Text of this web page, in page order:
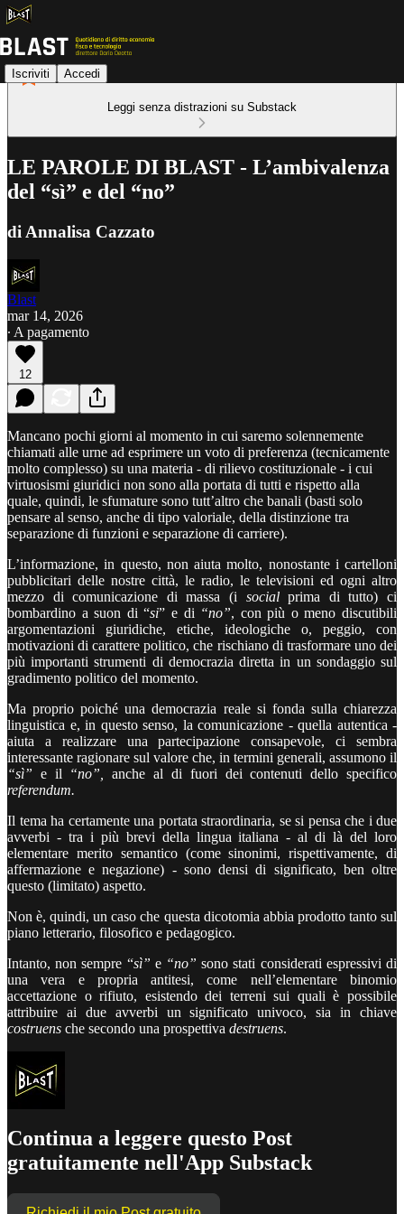
Iscriviti Accedi
Leggi senza distrazioni su Substack
LE PAROLE DI BLAST - L’ambivalenza
del “sì” e del “no”
di Annalisa Cazzato
Blast
mar 14, 2026
∙ A pagamento
12
Mancano pochi giorni al momento in cui saremo solennemente
chiamati alle urne ad esprimere un voto di preferenza (tecnicamente
molto complesso) su una materia - di rilievo costituzionale - i cui
virtuosismi giuridici non sono alla portata di tutti e rispetto alla
quale, quindi, le sfumature sono tutt’altro che banali (basti solo
pensare al senso, anche di tipo valoriale, della distinzione tra
separazione di funzioni e separazione di carriere).
L’informazione, in questo, non aiuta molto, nonostante i cartelloni
pubblicitari delle nostre città, le radio, le televisioni ed ogni altro
mezzo di comunicazione di massa (i socialprima di tutto) ci
bombardino a suon di “si” e di “no”, con più o meno discutibili
argomentazioni giuridiche, etiche, ideologiche o, peggio, con
motivazioni di carattere politico, che rischiano di trasformare uno dei
più importanti strumenti di democrazia diretta in un sondaggio sul
gradimento politico del momento.
Ma proprio poiché una democrazia reale si fonda sulla chiarezza
linguistica e, in questo senso, la comunicazione - quella autentica -
aiuta a realizzare una partecipazione consapevole, ci sembra
interessante ragionare sul valore che, in termini generali, assumono il
“sì” e il “no”,
anche al di fuori dei contenuti dello specifico
referendum.
Il tema ha certamente una portata straordinaria, se si pensa che i due
avverbi - tra i più brevi della lingua italiana - al di là del loro
elementare merito semantico (come sinonimi, rispettivamente, di
affermazione e negazione) - sono densi di significato, ben oltre
questo (limitato) aspetto.
Non è, quindi, un caso che questa dicotomia abbia prodotto tanto sul
piano letterario, filosofico e pedagogico.
Intanto, non sempre “sì” e “no” sono stati considerati espressivi di
una vera e propria antitesi, come nell’elementare binomio
accettazione o rifiuto, esistendo dei terreni sui quali è possibile
attribuire ai due avverbi un significato univoco, sia in chiave
costruens che secondo una prospettiva destruens.
Continua a leggere questo Post
gratuitamente nell'App Substack